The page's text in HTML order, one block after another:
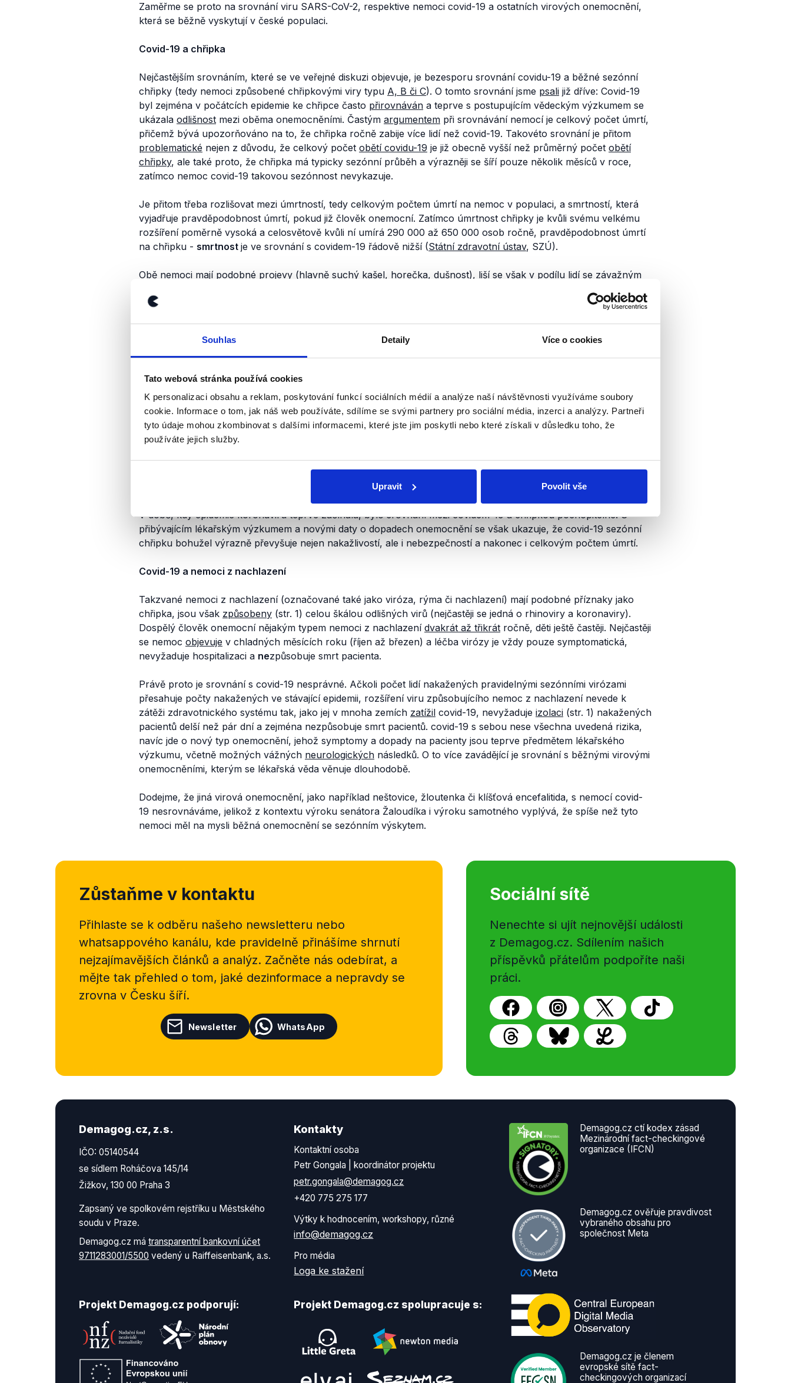
Souhlas Detaily Více o cookies
Tato webová stránka používá cookies
K personalizaci obsahu a reklam, poskytování funkcí sociálních médií a analýze naší návštěvnosti využíváme soubory
cookie. Informace o tom, jak náš web používáte, sdílíme se svými partnery pro sociální média, inzerci a analýzy. Partneři
tyto údaje mohou zkombinovat s dalšími informacemi, které jste jim poskytli nebo které získali v důsledku toho, že
používáte jejich služby.
Upravit Povolit vše
Zaměřme se proto na srovnání viru SARS-CoV-2, respektive nemoci covid-19 a ostatních virových onemocnění,
která se běžně vyskytují v české populaci.
Covid-19 a chřipka
Nejčastějším srovnáním, které se ve veřejné diskuzi objevuje, je bezesporu srovnání covidu-19 a běžné sezónní
chřipky (tedy nemoci způsobené chřipkovými viry typu A, B či C). O tomto srovnání jsme psali již dříve: Covid-19
byl zejména v počátcích epidemie ke chřipce často přirovnáván a teprve s postupujícím vědeckým výzkumem se
ukázala odlišnost mezi oběma onemocněními. Častým argumentem při srovnávání nemocí je celkový počet úmrtí,
přičemž bývá upozorňováno na to, že chřipka ročně zabije více lidí než covid-19. Takovéto srovnání je přitom
problematické nejen z důvodu, že celkový počet obětí covidu-19 je již obecně vyšší než průměrný počet obětí
chřipky, ale také proto, že chřipka má typicky sezónní průběh a výrazněji se šíří pouze několik měsíců v roce,
zatímco nemoc covid-19 takovou sezónnost nevykazuje.
Je přitom třeba rozlišovat mezi úmrtností, tedy celkovým počtem úmrtí na nemoc v populaci, a smrtností, která
vyjadřuje pravděpodobnost úmrtí, pokud již člověk onemocní. Zatímco úmrtnost chřipky je kvůli svému velkému
rozšíření poměrně vysoká a celosvětově kvůli ní umírá 290 000 až 650 000 osob ročně, pravděpodobnost úmrtí
na chřipku - smrtnost je ve srovnání s covidem-19 řádově nižší (Státní zdravotní ústav, SZÚ).
Obě nemoci mají podobné projevy (hlavně suchý kašel, horečka, dušnost), liší se však v podílu lidí se závažným
chřipky. Toto v zásadě platí pro všechny věkové kategorie dospělých, u dětí zatím není dostatek dat pro
Obě nemoci také nejvíce ohrožují jiné skupiny lidí. Závažným průběhem chřipky jsou nejvíce
covidu-19 se smrtnost zvyšuje s věkem; závažným a kritickým průběhem jsou ohroženi spíše starší lidé a pacienti
se stávajícím chronickým onemocněním (diabetes, vysoký krevní tlak, kardiovaskulární onemocnění).
Covid-19 má kromě vyšší smrtnosti také vyšší
onemocnění, než je chřipka. S tím souvisí i podstatně delší inkubační doba nemoci. Zatímco inkubační doba
, u onemocnění covid-19 jeaž 14 dní(.pdf, str. 2). Virus se tak může od nakažených
osob šířit delší dobu, aniž by se u nich objevovaly příznaky.
V době, kdy epidemie koronaviru teprve začínala, bylo srovnání mezi covidem-19 a chřipkou pochopitelné. S
přibývajícím lékařským výzkumem a novými daty o dopadech onemocnění se však ukazuje, že covid-19 sezónní
chřipku bohužel výrazně převyšuje nejen nakažlivostí, ale i nebezpečností a nakonec i celkovým počtem úmrtí.
Covid-19 a nemoci z nachlazení
Takzvané nemoci z nachlazení (označované také jako viróza, rýma či nachlazení) mají podobné příznaky jako
chřipka, jsou však způsobeny (str. 1) celou škálou odlišných virů (nejčastěji se jedná o rhinoviry a koronaviry).
Dospělý člověk onemocní nějakým typem nemoci z nachlazení dvakrát až třikrát ročně, děti ještě častěji. Nejčastěji
se nemoc objevuje v chladných měsících roku (říjen až březen) a léčba virózy je vždy pouze symptomatická,
nevyžaduje hospitalizaci a nezpůsobuje smrt pacienta.
Právě proto je srovnání s covid-19 nesprávné. Ačkoli počet lidí nakažených pravidelnými sezónními virózami
přesahuje počty nakažených ve stávající epidemii, rozšíření viru způsobujícího nemoc z nachlazení nevede k
zátěži zdravotnického systému tak, jako jej v mnoha zemích zatížil covid-19, nevyžaduje izolaci (str. 1) nakažených
pacientů delší než pár dní a zejména nezpůsobuje smrt pacientů. covid-19 s sebou nese všechna uvedená rizika,
navíc jde o nový typ onemocnění, jehož symptomy a dopady na pacienty jsou teprve předmětem lékařského
výzkumu, včetně možných vážných neurologických následků. O to více zavádějící je srovnání s běžnými virovými
onemocněními, kterým se lékařská věda věnuje dlouhodobě.
Dodejme, že jiná virová onemocnění, jako například neštovice, žloutenka či klíšťová encefalitida, s nemocí covid-
19 nesrovnáváme, jelikož z kontextu výroku senátora Žaloudíka i výroku samotného vyplývá, že spíše než tyto
nemoci měl na mysli běžná onemocnění se sezónním výskytem.
Zůstaňme v kontaktu
Přihlaste se k odběru našeho newsletteru nebo
whatsappového kanálu, kde pravidelně přinášíme shrnutí
nejzajímavějších článků a analýz. Začněte nás odebírat, a
mějte tak přehled o tom, jaké dezinformace a nepravdy se
zrovna v Česku šíří.
Newsletter WhatsApp
Sociální sítě
Nenechte si ujít nejnovější události
z Demagog.cz. Sdílením našich
příspěvků přátelům podpoříte naši
práci.
Demagog.cz, z.s.
IČO: 05140544
se sídlem Roháčova 145/14
Žižkov, 130 00 Praha 3
Zapsaný ve spolkovém rejstříku u Městského
soudu v Praze.
Demagog.cz má transparentní bankovní účet
9711283001/5500 vedený u Raiffeisenbank, a.s.
Kontakty
Kontaktní osoba
Petr Gongala | koordinátor projektu
petr.gongala@demagog.cz
+420 775 275 177
Výtky k hodnocením, workshopy, různé
info@demagog.cz
Pro média
Loga ke stažení
Projekt Demagog.cz podporují: Projekt Demagog.cz spolupracuje s:
Demagog.cz ctí kodex zásad
Mezinárodní fact-checkingové
organizace (IFCN)
Demagog.cz ověřuje pravdivost
vybraného obsahu pro
společnost Meta
Demagog.cz je členem
evropské sítě fact-
checkingových organizací